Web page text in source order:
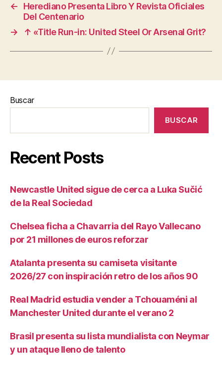
←
Herediano Presenta Libro Y Revista Oficiales
Del Centenario
→
↑ «Title Run-in: United Steel Or Arsenal Grit?
Buscar
BUSCAR
Recent Posts
Newcastle United sigue de cerca a Luka Sučić
de la Real Sociedad
Chelsea ficha a Chavarria del Rayo Vallecano
por 21 millones de euros reforzar
Atalanta presenta su camiseta visitante
2026/27 con inspiración retro de los años 90
Real Madrid estudia vender a Tchouaméni al
Manchester United durante el verano 2
Brasil presenta su lista mundialista con Neymar
y un ataque lleno de talento